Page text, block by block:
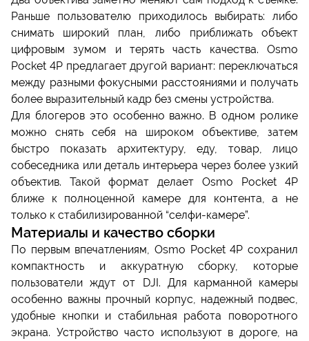
Раньше пользователю приходилось выбирать: либо
снимать широкий план, либо приближать объект
цифровым зумом и терять часть качества. Osmo
Pocket 4P предлагает другой вариант: переключаться
между разными фокусными расстояниями и получать
более выразительный кадр без смены устройства.
Для блогеров это особенно важно. В одном ролике
можно снять себя на широком объективе, затем
быстро показать архитектуру, еду, товар, лицо
собеседника или деталь интерьера через более узкий
объектив. Такой формат делает Osmo Pocket 4P
ближе к полноценной камере для контента, а не
только к стабилизированной “селфи-камере”.
Материалы и качество сборки
По первым впечатлениям, Osmo Pocket 4P сохранил
компактность и аккуратную сборку, которые
пользователи ждут от DJI. Для карманной камеры
особенно важны прочный корпус, надежный подвес,
удобные кнопки и стабильная работа поворотного
экрана. Устройство часто используют в дороге, на